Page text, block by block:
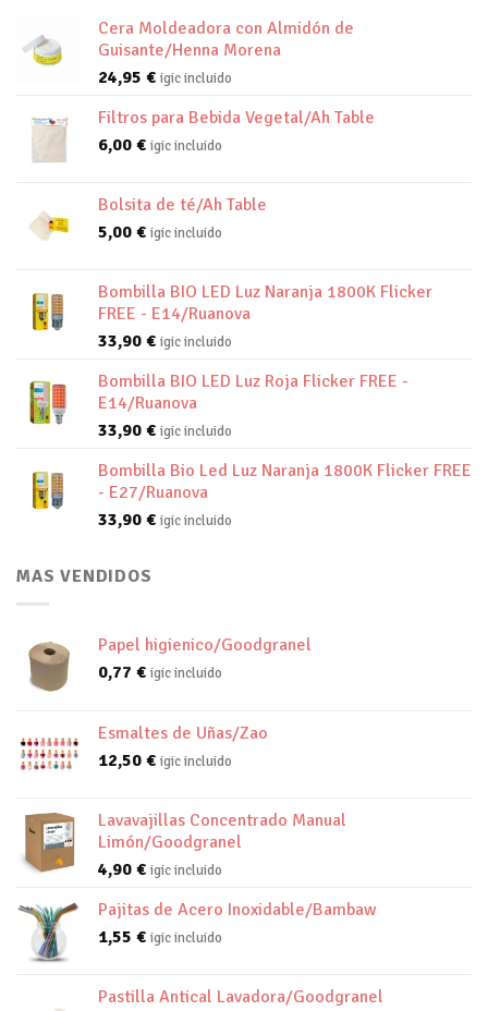
Cera Moldeadora con Almidón de
Guisante/Henna Morena
24,95 € igic incluido
Filtros para Bebida Vegetal/Ah Table
6,00 € igic incluido
Bolsita de té/Ah Table
5,00 € igic incluido
Bombilla BIO LED Luz Naranja 1800K Flicker
FREE - E14/Ruanova
33,90 € igic incluido
Bombilla BIO LED Luz Roja Flicker FREE -
E14/Ruanova
33,90 € igic incluido
Bombilla Bio Led Luz Naranja 1800K Flicker FREE
- E27/Ruanova
33,90 € igic incluido
MAS VENDIDOS
Papel higienico/Goodgranel
0,77 € igic incluido
Esmaltes de Uñas/Zao
12,50 € igic incluido
Lavavajillas Concentrado Manual
Limón/Goodgranel
4,90 € igic incluido
Pajitas de Acero Inoxidable/Bambaw
1,55 € igic incluido
Pastilla Antical Lavadora/Goodgranel